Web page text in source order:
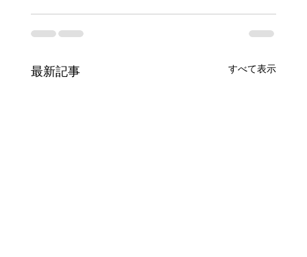
最新記事 すべて表示